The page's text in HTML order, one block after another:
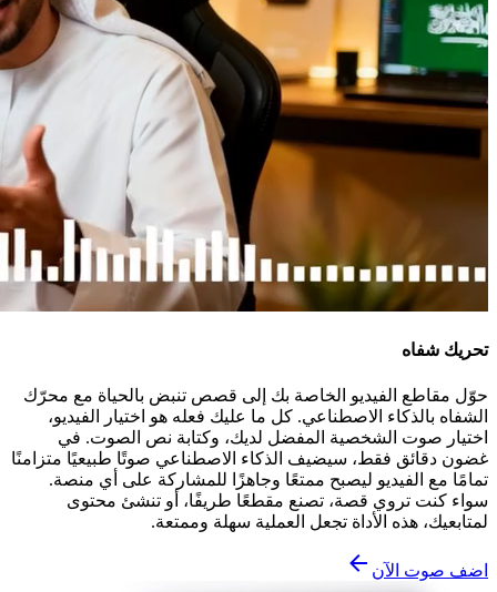
تحريك شفاه
حوّل مقاطع الفيديو الخاصة بك إلى قصص تنبض بالحياة مع محرّك
الشفاه بالذكاء الاصطناعي. كل ما عليك فعله هو اختيار الفيديو،
اختيار صوت الشخصية المفضل لديك، وكتابة نص الصوت. في
غضون دقائق فقط، سيضيف الذكاء الاصطناعي صوتًا طبيعيًا متزامنًا
تمامًا مع الفيديو ليصبح ممتعًا وجاهزًا للمشاركة على أي منصة.
سواء كنت تروي قصة، تصنع مقطعًا طريفًا، أو تنشئ محتوى
لمتابعيك، هذه الأداة تجعل العملية سهلة وممتعة.
اضف صوت الآن